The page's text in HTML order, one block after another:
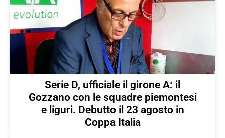
Serie D, ufficiale il girone A: il
Gozzano con le squadre piemontesi
e liguri. Debutto il 23 agosto in
Coppa Italia